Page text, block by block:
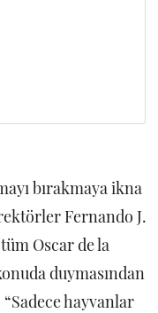
bırakmaya ikna
Fernando J.
Oscar de la
duymasından
hayvanlar